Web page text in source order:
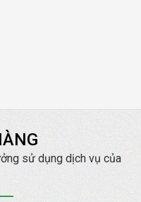
sử dụng dịch vụ của